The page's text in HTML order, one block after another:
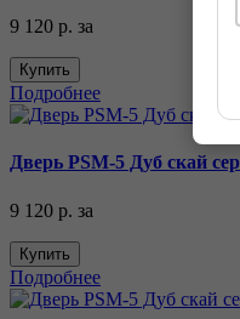
9 120 р. за
Купить
Подробнее
Дверь PSM-5 Дуб скай
9 120 р. за
Купить
Подробнее